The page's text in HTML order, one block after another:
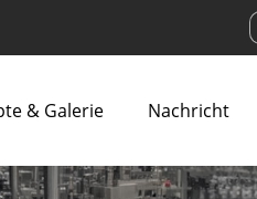
& Galerie Nachricht